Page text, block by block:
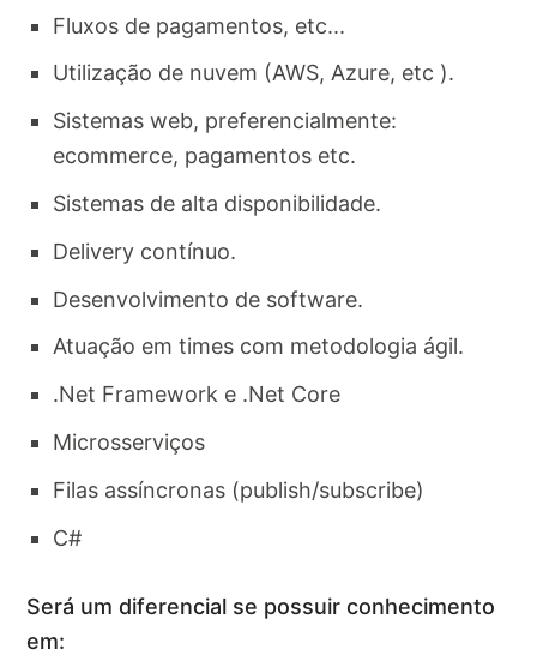
Fluxos de pagamentos, etc...
Utilização de nuvem (AWS, Azure, etc ).
Sistemas web, preferencialmente:
ecommerce, pagamentos etc.
Sistemas de alta disponibilidade.
Delivery contínuo.
Desenvolvimento de software.
Atuação em times com metodologia ágil.
.Net Framework e .Net Core
Microsserviços
Filas assíncronas (publish/subscribe)
C#
Será um diferencial se possuir conhecimento
em: